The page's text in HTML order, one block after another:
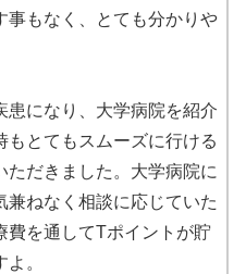
事もなく、とても分かりや
患になり、大学病院を紹介
もとてもスムーズに行ける
ただきました。大学病院に
兼ねなく相談に応じていた
費を通してTポイントが貯
。